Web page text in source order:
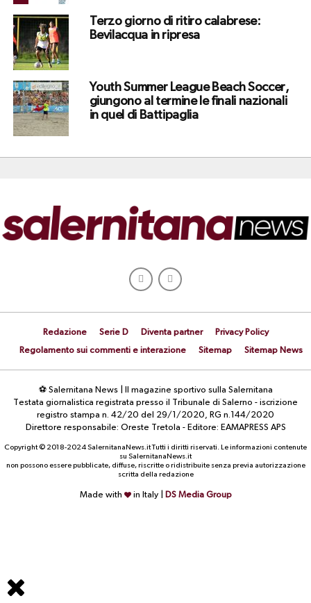
Terzo giorno di ritiro calabrese:
Bevilacqua in ripresa
Youth Summer League Beach Soccer,
giungono al termine le finali nazionali
in quel di Battipaglia
Redazione Serie D Diventa partner
Privacy Policy
Regolamento sui commenti e interazione
Sitemap Sitemap News
⚽ Salernitana News | Il magazine sportivo sulla Salernitana
Testata giornalistica registrata presso il Tribunale di Salerno - iscrizione
registro stampa n. 42/20 del 29/1/2020, RG n.144/2020
Direttore responsabile: Oreste Tretola - Editore: EAMAPRESS APS
Copyright © 2018-2024 SalernitanaNews.it Tutti i diritti riservati. Le informazioni contenute
su SalernitanaNews.it
non possono essere pubblicate, diffuse, riscritte o ridistribuite senza previa autorizzazione
scritta della redazione
Made with in Italy | DS Media Group